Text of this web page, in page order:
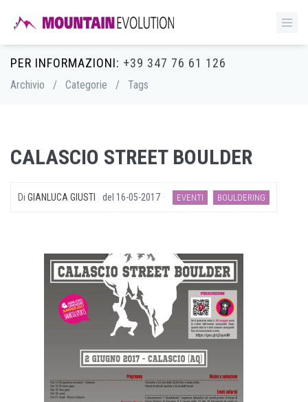
PER INFORMAZIONI: +39 347 76 61 126
Archivio / Categorie / Tags
CALASCIO STREET BOULDER
Di GIANLUCA GIUSTI del 16-05-2017 EVENTI BOULDERING